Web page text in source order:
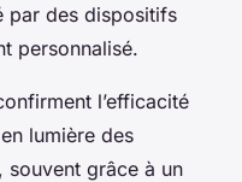
par des dispositifs
personnalisé.
l’efficacité
lumière des
souvent grâce à un